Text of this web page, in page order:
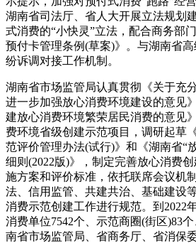
湖南省司法厅、 省人大开展立法规划
式消费的“小快灵”立法，配合商务部
预付卡管理条例(草案)》。与湖南省
纷诉调对接工作机制。
湖南省市场监管局认真贯彻《关于充
进一步加强放心消费环境建设的意见
建放心消费环境繁荣居民消费的意见
费环境省级创建示范项目，调研起草
范评价管理办法(试行)》和《湖南省“
细则(2022版)》，制定完善放心消费
施方案和评价标准，依托联席会议机
法、信用监管、共建共治、基础建设
消费示范创建工作进行规范。到2022
消费单位7542个、示范商圈(街区)83
南省市场监管局、省商务厅、省消保